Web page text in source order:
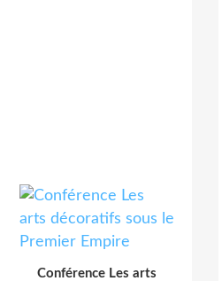
Conférence Les arts